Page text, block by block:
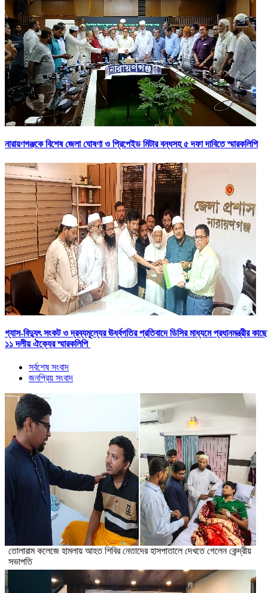
নারায়ণগঞ্জকে বিশেষ জেলা ঘোষণা ও প্রিপেইড মিটার বন্ধসহ ৫ দফা দাবিতে স্মারকলিপি
গ্যাস-বিদ্যুৎ সংকট ও দ্রব্যমূল্যের ঊর্ধ্বগতির প্রতিবাদে ডিসির মাধ্যমে প্রধানমন্ত্রীর কাছে
১১ দলীয় ঐক্যের স্মারকলিপি
সর্বশেষ সংবাদ
জনপ্রিয় সংবাদ
তোলারাম কলেজে হামলায় আহত শিবির নেতাদের হাসপাতালে দেখতে গেলেন কেন্দ্রীয়
সভাপতি